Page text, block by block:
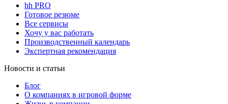
hh PRO
Готовое резюме
Все сервисы
Хочу у вас работать
Производственный календарь
Экспертная рекомендация
Новости и статьи
Блог
О компаниях в игровой форме